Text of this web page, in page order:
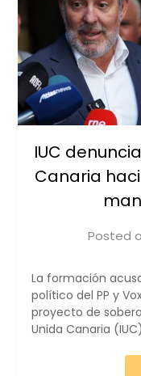
IUC
Canaria
Posted
La formación
político del PP y
proyecto de
Unida Canaria